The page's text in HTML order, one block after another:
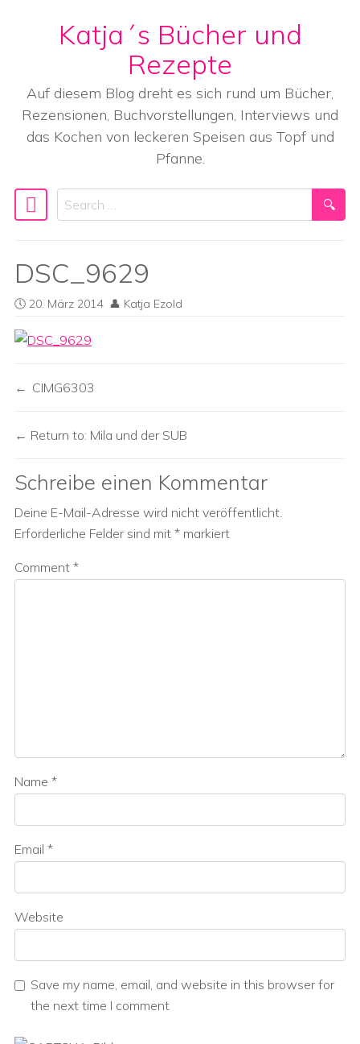
Skip to content
Katja´s Bücher und
Rezepte
Auf diesem Blog dreht es sich rund um Bücher,
Rezensionen, Buchvorstellungen, Interviews und
das Kochen von leckeren Speisen aus Topf und
Pfanne.
Main Navigation
Search
DSC_9629
20. März 2014 Katja Ezold
CIMG6303
Return to: Mila und der SUB
Schreibe einen Kommentar
Deine E-Mail-Adresse wird nicht veröffentlicht.
Erforderliche Felder sind mit * markiert
Comment *
Name *
Email *
Website
Save my name, email, and website in this browser for
the next time I comment